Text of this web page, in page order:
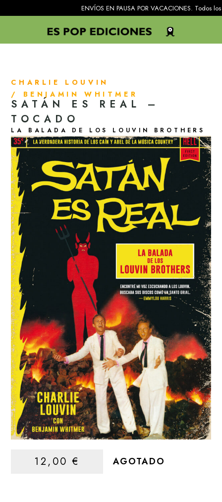
ENVÍOS EN PAUSA POR VACACIONES. Todos los
CHARLIE LOUVIN
/ BENJAMIN WHITMER
SATÁN ES REAL –
TOCADO
LA BALADA DE LOS LOUVIN BROTHERS
12,00€ AGOTADO